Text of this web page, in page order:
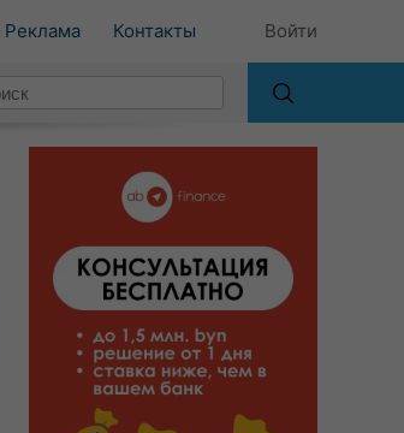
Реклама Контакты Войти